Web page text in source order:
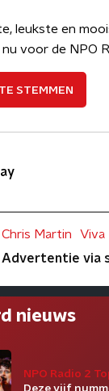
leukste en
nu voor de NPO
STEMMEN
Chris Martin
Viva
Advertentie via
nieuws
NPO Radio 2
Deze vijf